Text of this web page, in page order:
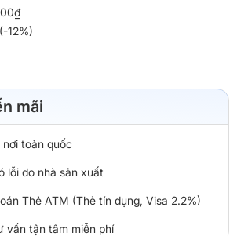
12%)
mãi
toàn quốc
lỗi do nhà sản xuất
Thẻ ATM (Thẻ tín dụng, Visa 2.2%)
vấn tận tâm miễn phí